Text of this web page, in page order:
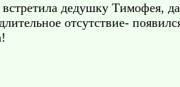
встретила дедушку Тимофея,
отсутствие-